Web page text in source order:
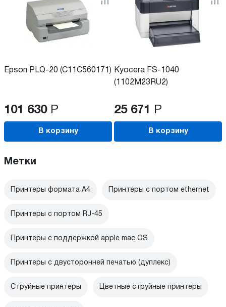
Epson PLQ-20 (C11C560171)
101 630 Р
В корзину
Kyocera FS-1040
(1102M23RU2)
25 671 Р
В корзину
Метки
Принтеры формата А4 Принтеры с портом ethernet
Принтеры с портом RJ-45
Принтеры с поддержкой apple mac OS
Принтеры с двусторонней печатью (дуплекс)
Струйные принтеры Цветные струйные принтеры